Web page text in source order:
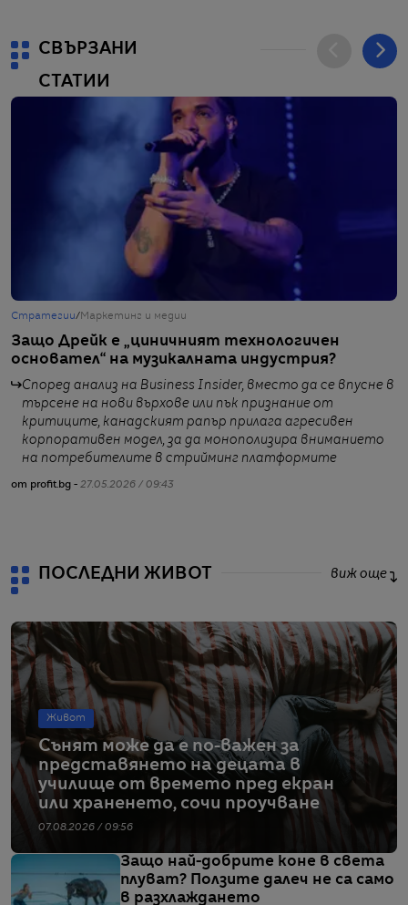
СВЪРЗАНИ
СТАТИИ
Стратегии/ Маркетинг и медии
Защо Дрейк е „циничният технологичен
основател“ на музикалната индустрия?
Според анализ на Business Insider, вместо да се впусне в
търсене на нови върхове или пък признание от
критиците, канадският рапър прилага агресивен
корпоративен модел, за да монополизира вниманието
на потребителите в стрийминг платформите
от profit.bg - 27.05.2026 / 09:43
ПОСЛЕДНИ ЖИВОТ виж още
Живот
Сънят може да е по-важен за
представянето на децата в
училище от времето пред екран
или храненето, сочи проучване
07.08.2026 / 09:56
Защо най-добрите коне в света
плуват? Ползите далеч не са само
в разхлаждането